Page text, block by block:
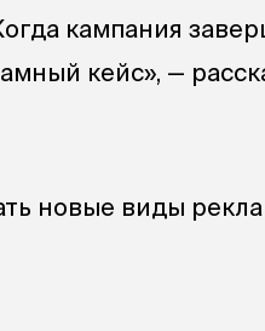
кампания
кейс», —
новые виды